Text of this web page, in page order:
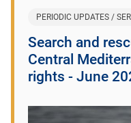
PERIODIC UPDATES /
Search and
Central
rights - June